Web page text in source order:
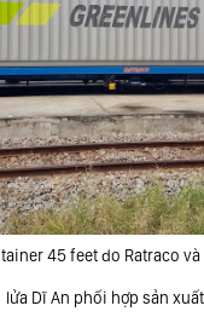
45 feet do Ratraco
lửa Dĩ An phối hợp sản